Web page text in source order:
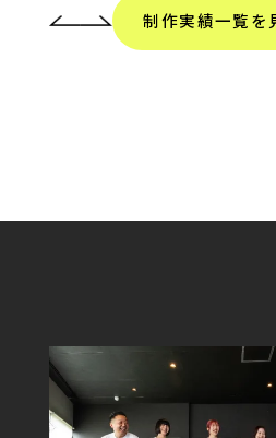
制作実績一覧を